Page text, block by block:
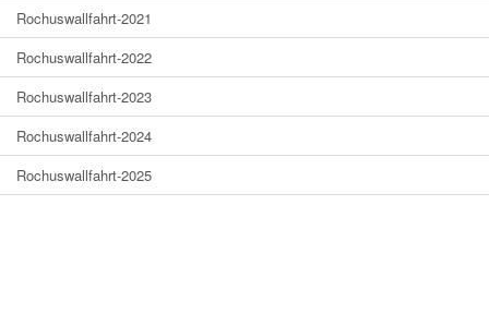
Rochuswallfahrt-2021
Rochuswallfahrt-2022
Rochuswallfahrt-2023
Rochuswallfahrt-2024
Rochuswallfahrt-2025